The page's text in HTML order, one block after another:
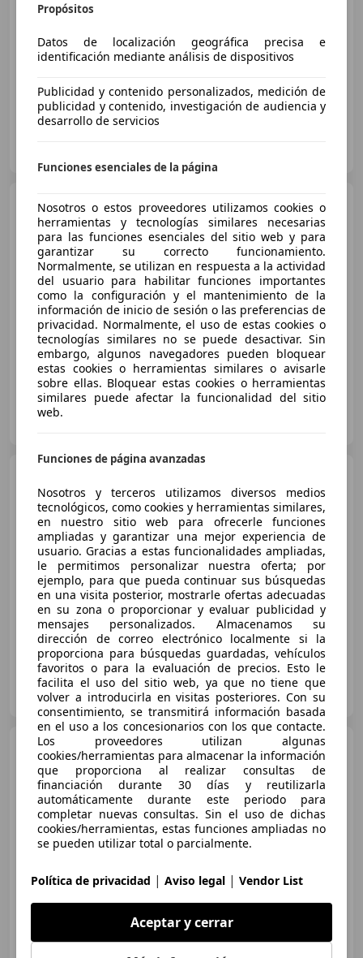
- (Año) - km Eléctrico 210 kW (286 CV)
Ford CapriRWD Rango
Extendido Select 79kWh
€ 33.570 1
Sincomparación
03/2026 12 km Eléctrico 210 kW (286 CV)
Deysa
Extendido Premium 77kWh
€ 32.990
Súper oferta
07/2025 11.453 km Eléctrico 210 kW (286 CV)
GYATA, servicio oficial Ford
ES-28002 MADRID
Ford Capri
RWD Rango
Extendido Select 79kWh
€ 33.140 1
Sincomparación
03/2026 2.525 km Eléctrico 210 kW (286 CV)
DEYSA, concesionario oficial Ford
Propósitos
Datos de localización geográfica precisa e
identificación mediante análisis de dispositivos
Publicidad y contenido personalizados, medición de
publicidad y contenido, investigación de audiencia y
desarrollo de servicios
Funciones esenciales de la página
Nosotros o estos proveedores utilizamos cookies o
herramientas y tecnologías similares necesarias
para las funciones esenciales del sitio web y para
garantizar su correcto funcionamiento.
Normalmente, se utilizan en respuesta a la actividad
del usuario para habilitar funciones importantes
como la configuración y el mantenimiento de la
información de inicio de sesión o las preferencias de
privacidad. Normalmente, el uso de estas cookies o
tecnologías similares no se puede desactivar. Sin
embargo, algunos navegadores pueden bloquear
estas cookies o herramientas similares o avisarle
sobre ellas. Bloquear estas cookies o herramientas
similares puede afectar la funcionalidad del sitio
web.
Funciones de página avanzadas
Nosotros y terceros utilizamos diversos medios
tecnológicos, como cookies y herramientas similares,
en nuestro sitio web para ofrecerle funciones
ampliadas y garantizar una mejor experiencia de
usuario. Gracias a estas funcionalidades ampliadas,
le permitimos personalizar nuestra oferta; por
ejemplo, para que pueda continuar sus búsquedas
en una visita posterior, mostrarle ofertas adecuadas
en su zona o proporcionar y evaluar publicidad y
mensajes personalizados. Almacenamos su
dirección de correo electrónico localmente si la
proporciona para búsquedas guardadas, vehículos
favoritos o para la evaluación de precios. Esto le
facilita el uso del sitio web, ya que no tiene que
volver a introducirla en visitas posteriores. Con su
consentimiento, se transmitirá información basada
en el uso a los concesionarios con los que contacte.
Los proveedores utilizan algunas
cookies/herramientas para almacenar la información
que proporciona al realizar consultas de
financiación durante 30 días y reutilizarla
automáticamente durante este periodo para
completar nuevas consultas. Sin el uso de dichas
cookies/herramientas, estas funciones ampliadas no
se pueden utilizar total o parcialmente.
Política de privacidad | Aviso legal | Vendor List
Aceptar y cerrar